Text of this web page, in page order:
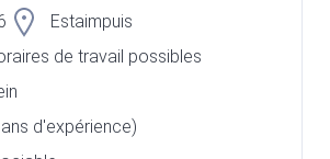
Estaimpuis
de travail possibles
d'expérience)